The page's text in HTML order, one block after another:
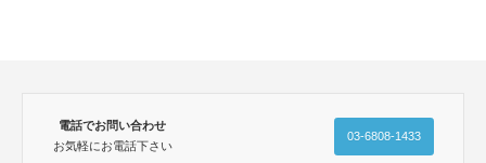
電話でお問い合わせ
お気軽にお電話下さい
03-6808-1433